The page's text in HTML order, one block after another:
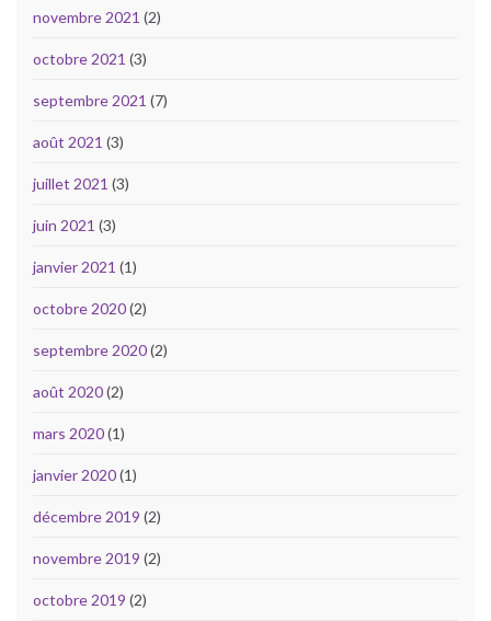
novembre 2021 (2)
octobre 2021 (3)
septembre 2021 (7)
août 2021 (3)
juillet 2021 (3)
juin 2021 (3)
janvier 2021 (1)
octobre 2020(2)
septembre 2020(2)
août 2020(2)
mars 2020(1)
janvier 2020(1)
décembre 2019 (2)
novembre 2019 (2)
octobre 2019 (2)